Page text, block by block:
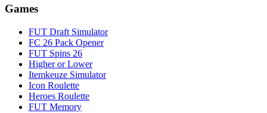
Games
FUT Draft Simulator
FC 26 Pack Opener
FUT Spins 26
Higher or Lower
Itemkeuze Simulator
Icon Roulette
Heroes Roulette
FUT Memory